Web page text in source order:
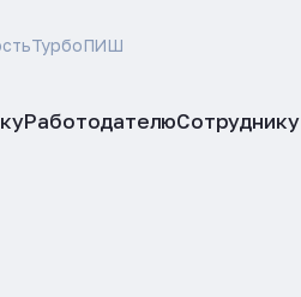
ТурбоПИШ
РаботодателюСотруднику